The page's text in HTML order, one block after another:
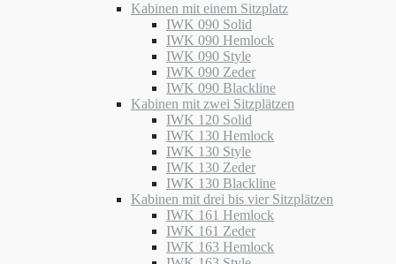
Kabinen mit einem Sitzplatz
IWK 090 Solid
IWK 090 Hemlock
IWK 090 Style
IWK 090 Zeder
IWK 090 Blackline
Kabinen mit zwei Sitzplätzen
IWK 120 Solid
IWK 130 Hemlock
IWK 130 Style
IWK 130 Zeder
IWK 130 Blackline
Kabinen mit drei bis vier Sitzplätzen
IWK 161 Hemlock
IWK 161 Zeder
IWK 163 Hemlock